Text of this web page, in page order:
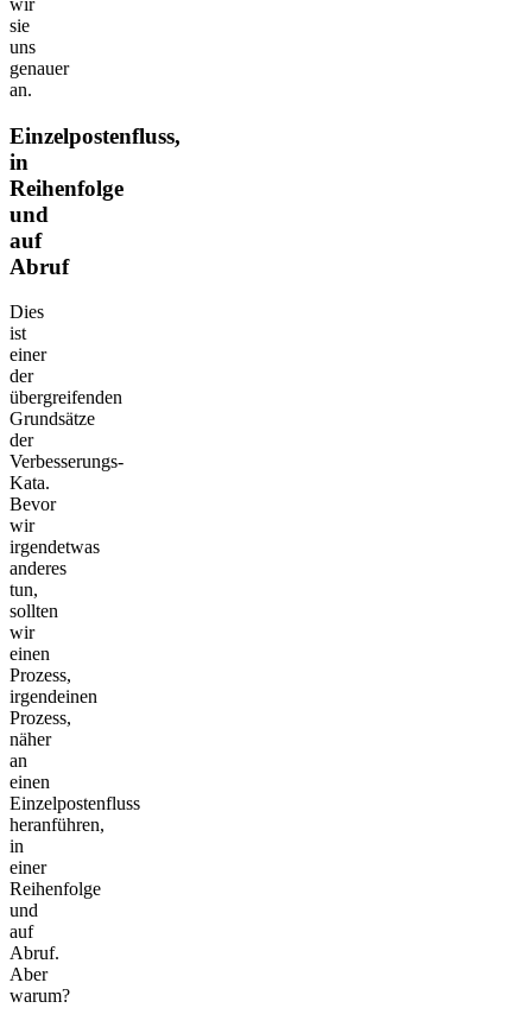
wir
sie
uns
genauer
an.
Einzelpostenfluss,
in
Reihenfolge
und
auf
Abruf
Dies
ist
einer
der
übergreifenden
Grundsätze
der
Verbesserungs-
Kata.
Bevor
wir
irgendetwas
anderes
tun,
sollten
wir
einen
Prozess,
irgendeinen
Prozess,
näher
an
einen
Einzelpostenfluss
heranführen,
in
einer
Reihenfolge
und
auf
Abruf.
Aber
warum?